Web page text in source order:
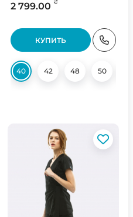
52
2 799.00
КУПИТЬ
40 42 48 50